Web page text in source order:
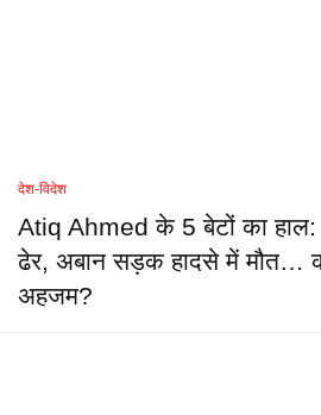
देश-विदेश
Atiq Ahmed के 5 बेटों का
ढेर, अबान सड़क हादसे में मौत…
अहजम?